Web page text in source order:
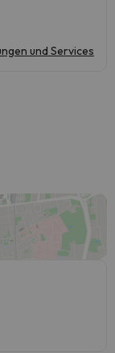
und Services